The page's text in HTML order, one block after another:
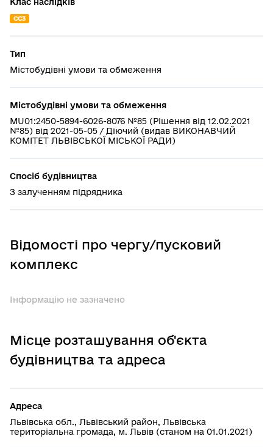
СС3
Тип
Містобудівні умови та обмеження
Містобудівні умови та обмеження
MU01:2450-5894-6026-8076 №85 (Рішення від 12.02.2021
№85) від 2021-05-05 / Діючий (видав ВИКОНАВЧИЙ
КОМІТЕТ ЛЬВІВСЬКОЇ МІСЬКОЇ РАДИ)
Спосіб будівництва
З залученням підрядника
Відомості про чергу/пусковий
комплекс
Інформацію не зазначено
Місце розташування об'єкта
будівництва та адреса
Адреса
Львівська обл., Львівський район, Львівська
територіальна громада, м. Львів (станом на 01.01.2021)